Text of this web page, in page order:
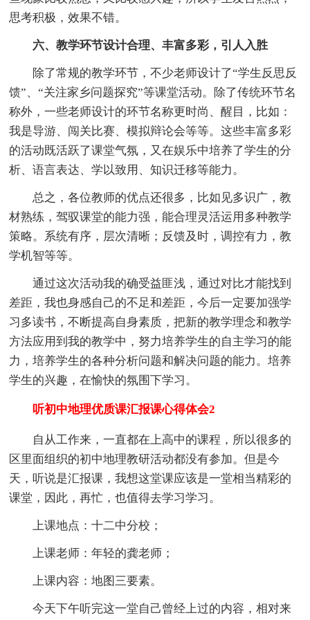
思考积极，效果不错。
六、教学环节设计合理、丰富多彩，引人入胜
除了常规的教学环节，不少老师设计了“学生反思反
馈”、“关注家乡问题探究”等课堂活动。除了传统环节名
称外，一些老师设计的环节名称更时尚、醒目，比如：
我是导游、闯关比赛、模拟辩论会等等。这些丰富多彩
的活动既活跃了课堂气氛，又在娱乐中培养了学生的分
析、语言表达、学以致用、知识迁移等能力。
总之，各位教师的优点还很多，比如见多识广，教
材熟练，驾驭课堂的能力强，能合理灵活运用多种教学
策略。系统有序，层次清晰；反馈及时，调控有力，教
学机智等等。
通过这次活动我的确受益匪浅，通过对比才能找到
差距，我也身感自己的不足和差距，今后一定要加强学
习多读书，不断提高自身素质，把新的教学理念和教学
方法应用到我的教学中，努力培养学生的自主学习的能
力，培养学生的各种分析问题和解决问题的能力。培养
学生的兴趣，在愉快的氛围下学习。
听初中地理优质课汇报课心得体会2
自从工作来，一直都在上高中的课程，所以很多的
区里面组织的初中地理教研活动都没有参加。但是今
天，听说是汇报课，我想这堂课应该是一堂相当精彩的
课堂，因此，再忙，也值得去学习学习。
上课地点：十二中分校；
上课老师：年轻的龚老师；
上课内容：地图三要素。
今天下午听完这一堂自己曾经上过的内容，相对来